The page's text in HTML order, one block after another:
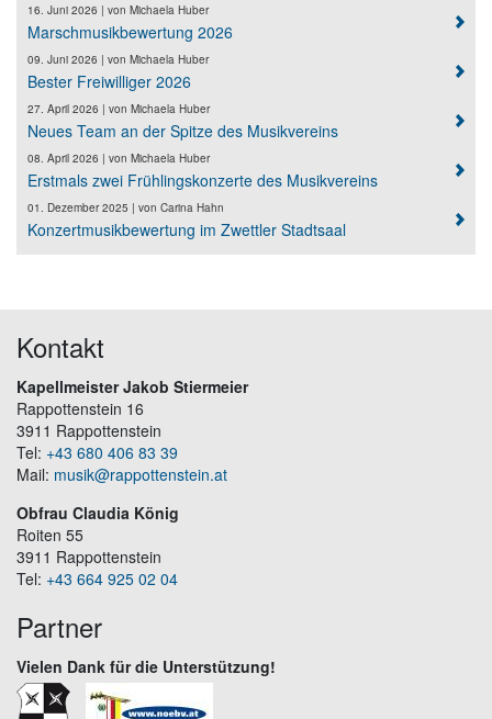
16. Juni 2026 | von Michaela Huber
Marschmusikbewertung 2026
09. Juni 2026 | von Michaela Huber
Bester Freiwilliger 2026
27. April 2026 | von Michaela Huber
Neues Team an der Spitze des Musikvereins
08. April 2026 | von Michaela Huber
Erstmals zwei Frühlingskonzerte des Musikvereins
01. Dezember 2025 | von Carina Hahn
Konzertmusikbewertung im Zwettler Stadtsaal
Kontakt
Kapellmeister Jakob Stiermeier
Rappottenstein 16
3911 Rappottenstein
Tel: +43 680 406 83 39
Mail: musik@rappottenstein.at
Obfrau Claudia König
Roiten 55
3911 Rappottenstein
Tel: +43 664 925 02 04
Partner
Vielen Dank für die Unterstützung!